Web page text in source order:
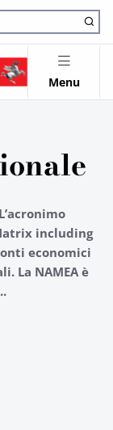
Menu
including
economici
La NAMEA è